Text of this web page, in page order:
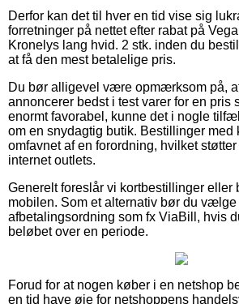
Derfor kan det til hver en tid vise sig
forretninger på nettet efter rabat på
Kronelys lang hvid. 2 stk. inden du
at få den mest betalelige pris.
Du bør alligevel være opmærksom på,
annoncerer bedst i test varer for en pris
enormt favorabel, kunne det i nogle
om en snydagtig butik. Bestillinger med
omfavnet af en forordning, hvilket
internet outlets.
Generelt foreslår vi kortbestillinger eller
mobilen. Som et alternativ bør du vælge
afbetalingsordning som fx ViaBill, hvis
beløbet over en periode.
Forud for at nogen køber i en netshop
en tid have øje for netshoppens